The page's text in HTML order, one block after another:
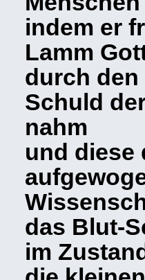
indem er
Lamm
durch den
Schuld
nahm
und diese
das Blut-
im